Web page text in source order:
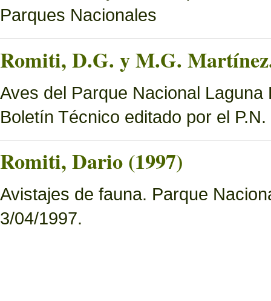
Parques Nacionales
Romiti, D.G. y M.G.
Aves del Parque Nacional
Boletín Técnico editado por el
Romiti, Dario (1997)
Avistajes de fauna. Parque
3/04/1997.